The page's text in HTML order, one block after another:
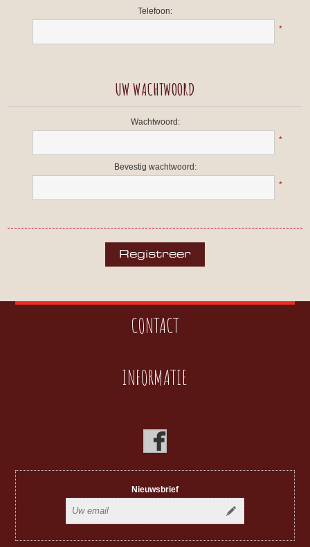
Telefoon:
*
UW WACHTWOORD
Wachtwoord:
*
Bevestig wachtwoord:
*
CONTACT
INFORMATIE
Nieuwsbrief